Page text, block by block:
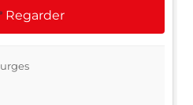
Regarder